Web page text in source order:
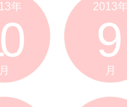
年
月
2013
9
月